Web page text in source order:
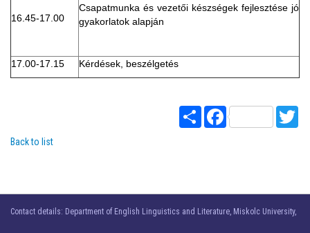
16.45-17.00
Csapatmunka és vezetői készségek fejlesztése jó
gyakorlatok alapján
17.00-17.15 Kérdések, beszélgetés
Share Facebook
Back to list
Contact details: Department of English Linguistics and Literature, Miskolc University,